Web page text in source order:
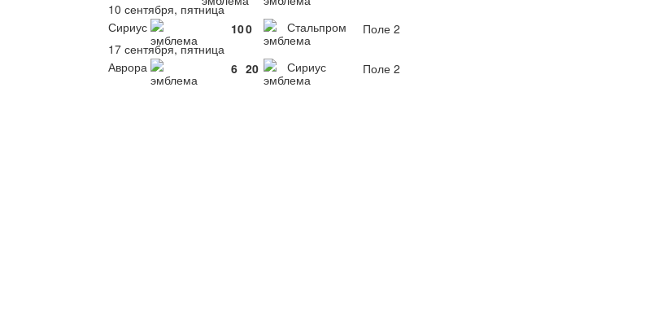
10 сентября, пятница
Сириус
100 Стальпром
Поле 2
17 сентября, пятница
Аврора
6 20 Сириус Поле 2